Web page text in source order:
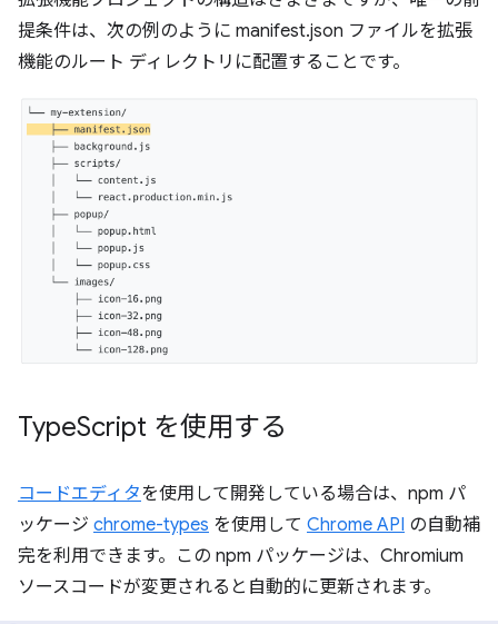
提条件は、次の例のように manifest.json ファイルを拡張
機能のルート ディレクトリに配置することです。
TypeScript を使用する
コードエディタを使用して開発している場合は、npm パ
ッケージ chrome-types を使用して Chrome API の自動補
完を利用できます。この npm パッケージは、Chromium
ソースコードが変更されると自動的に更新されます。